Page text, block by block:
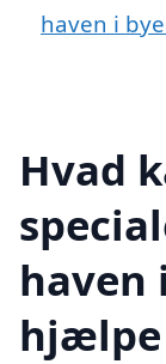
haven i
Hvad
haven
hjælpe